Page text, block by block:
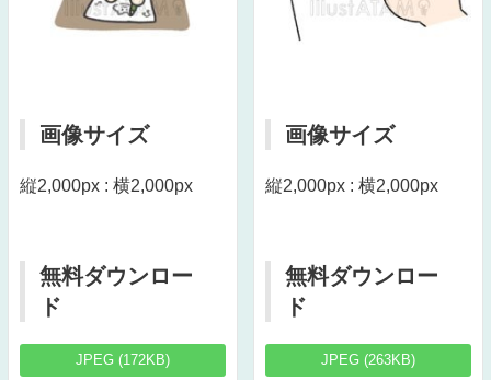
画像サイズ
縦2,000px : 横2,000px
無料ダウンロー
ド
JPEG (172KB)
画像サイズ
縦2,000px : 横2,000px
無料ダウンロー
ド
JPEG (263KB)